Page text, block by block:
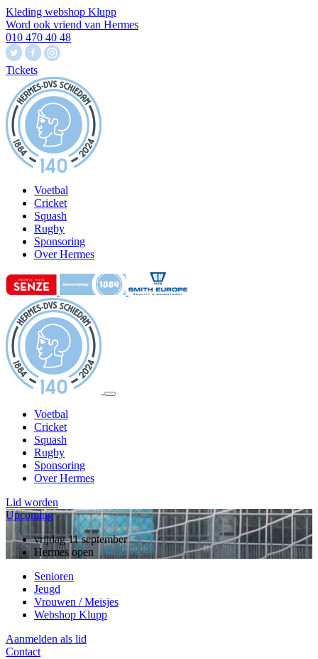
Kleding webshop Klupp
Word ook vriend van Hermes
010 470 40 48
Tickets
Voetbal
Cricket
Squash
Rugby
Sponsoring
Over Hermes
Voetbal
Cricket
Squash
Rugby
Sponsoring
Over Hermes
Lid worden
Upcoming
zondag 13 september
10 jarig jubileum, rugby
vrijdag 11 september
Hermes open
Senioren
Jeugd
Vrouwen / Meisjes
Webshop Klupp
Aanmelden als lid
Contact